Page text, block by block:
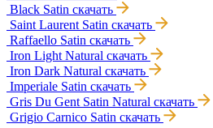
Black Satin скачать
Saint Laurent Satin скачать
Raffaello Satin скачать
Iron Light Natural скачать
Iron Dark Natural скачать
Imperiale Satin скачать
Gris Du Gent Satin Natural скачать
Grigio Carnico Satin скачать